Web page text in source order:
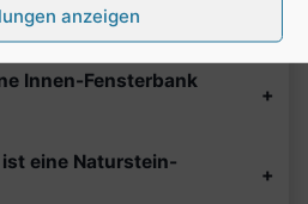
anzeigen
Innen-Fensterbank
+
eine Naturstein-
+